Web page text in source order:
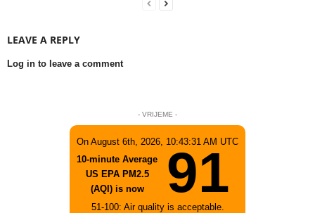
LEAVE A REPLY
Log in to leave a comment
- VRIJEME -
On August 6th, 2026, 10:43:31 AM UTC
10-minute Average
US EPA PM2.5
(AQI) is now
91
51-100: Air quality is acceptable.